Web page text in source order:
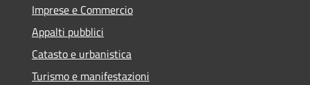
Imprese e Commercio
Appalti pubblici
Catasto e urbanistica
Turismo e manifestazioni